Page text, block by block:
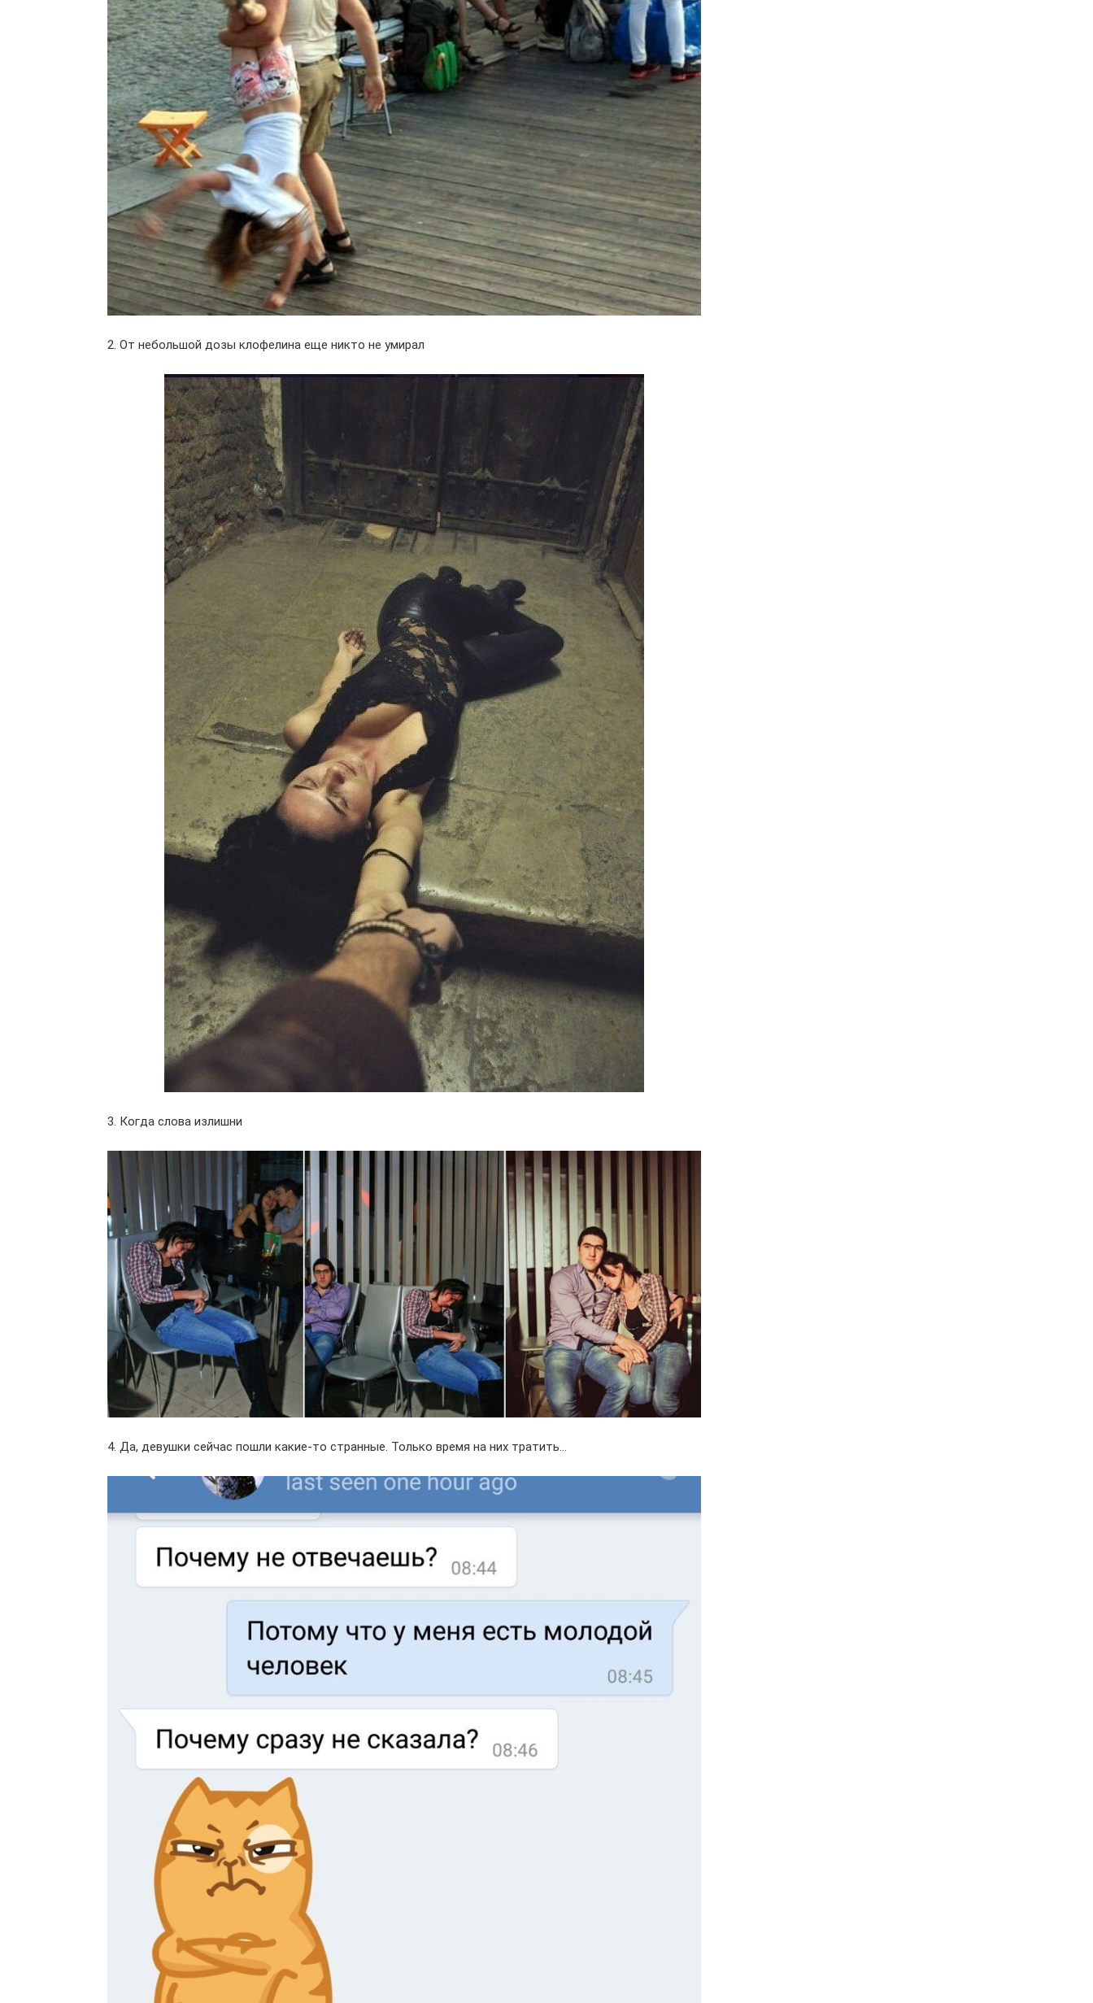
2. От небольшой дозы клофелина еще никто не умирал
3. Когда слова излишни
4. Да, девушки сейчас пошли какие-то странные. Только время на них тратить…